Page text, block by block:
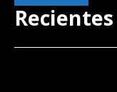
Recientes